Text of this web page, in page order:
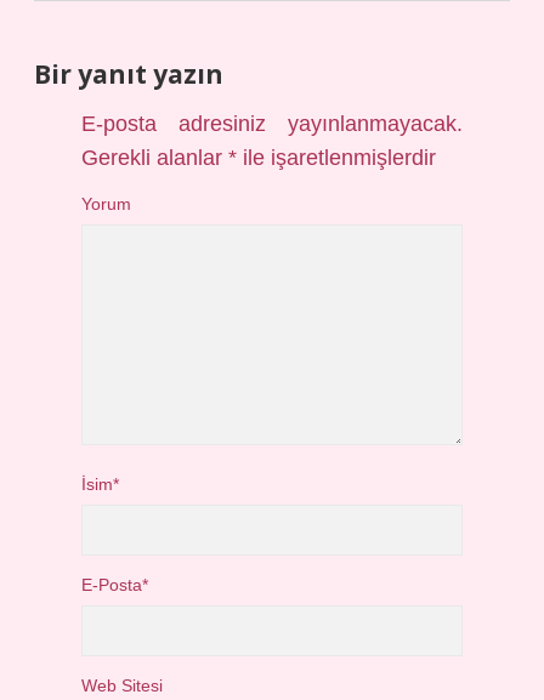
Bir yanıt yazın
E-posta adresiniz yayınlanmayacak.
Gerekli alanlar* ile işaretlenmişlerdir
Yorum
İsim*
E-Posta*
Web Sitesi